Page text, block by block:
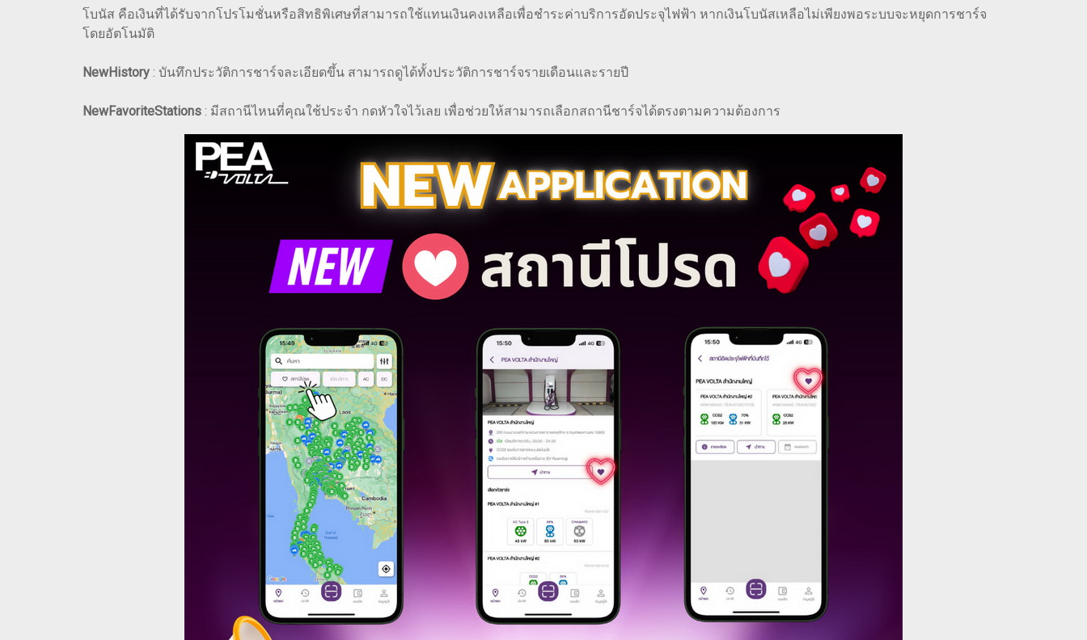
โบนัส คือเงินที่ได้รับจากโปรโมชั่นหรือสิทธิพิเศษที่สามารถใช้แทนเงินคงเหลือเพื่อชำระค่าบริการอัดประจุไฟฟ้า หากเงินโบนัสเหลือไม่เพียงพอระบบจะหยุดการชาร์จ
โดยอัตโนมัติ
NewHistory : บันทึกประวัติการชาร์จละเอียดขึ้น สามารถดูได้ทั้งประวัติการชาร์จรายเดือนและรายปี
NewFavoriteStations : มีสถานีไหนที่คุณใช้ประจำ กดหัวใจไว้เลย เพื่อช่วยให้สามารถเลือกสถานีชาร์จได้ตรงตามความต้องการ